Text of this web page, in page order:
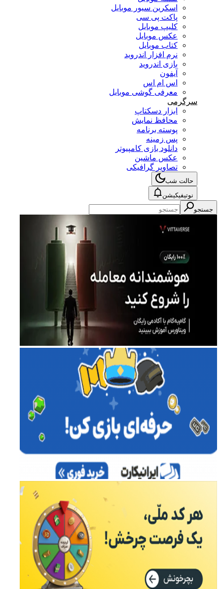
اسکرین سیور موبایل
پاکت پی سی
کلیپ موبایل
عکس موبایل
کتاب موبایل
نرم افزار اندروید
بازی اندروید
آیفون
اس ام اس
معرفی گوشی موبایل
سرگرمی
ابزار دسکتاپ
محافظ نمایش
پوسته برنامه
پس زمینه
دانلود بازی کامپیوتر
عکس ماشین
تصاویر گرافیکی
حالت شب
نوتیفیکیشن
جستجو